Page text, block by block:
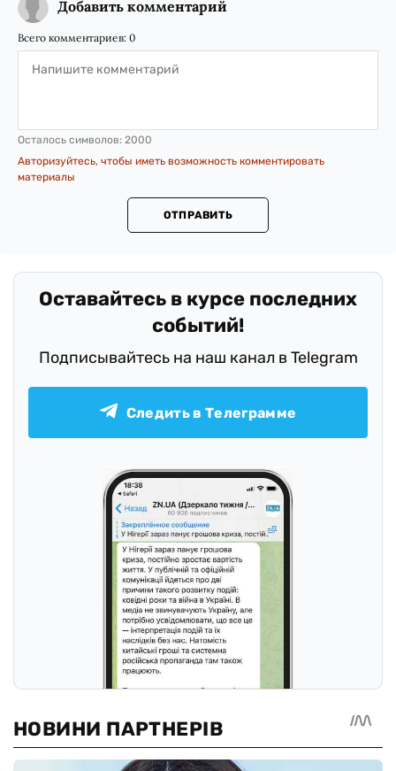
Добавить комментарий
Всего комментариев:0
Осталось символов:
Авторизуйтесь, чтобы иметь возможность комментировать
Оставайтесь в курсе последних
событий!